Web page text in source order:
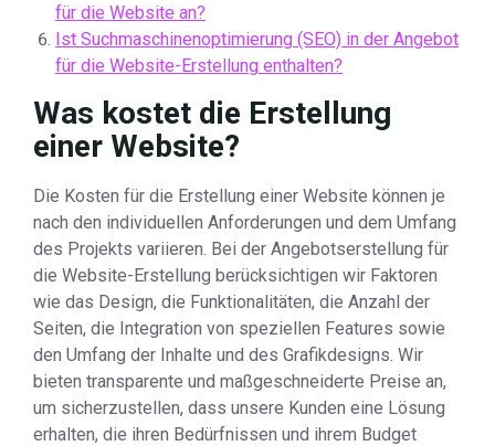
für die Website an?
Ist Suchmaschinenoptimierung (SEO) in der Angebot
für die Website-Erstellung enthalten?
Was kostet die Erstellung
einer Website?
Die Kosten für die Erstellung einer Website können je
nach den individuellen Anforderungen und dem Umfang
des Projekts variieren. Bei der Angebotserstellung für
die Website-Erstellung berücksichtigen wir Faktoren
wie das Design, die Funktionalitäten, die Anzahl der
Seiten, die Integration von speziellen Features sowie
den Umfang der Inhalte und des Grafikdesigns. Wir
bieten transparente und maßgeschneiderte Preise an,
um sicherzustellen, dass unsere Kunden eine Lösung
erhalten, die ihren Bedürfnissen und ihrem Budget